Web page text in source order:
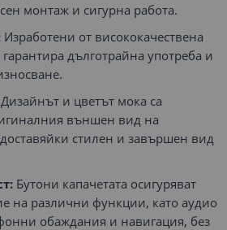
монтаж и сигурна работа.
Изработени от висококачествена
гарантира дълготрайна употреба и
Дизайнът и цветът мока са
външен вид на
стилен и завършен вид
Бутони капачетата осигуряват
на различни функции, като аудио
обаждания и навигация, без